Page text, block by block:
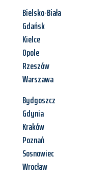
Bielsko-Biała
Gdańsk
Kielce
Opole
Rzeszów
Warszawa
Bydgoszcz
Gdynia
Kraków
Poznań
Sosnowiec
Wrocław